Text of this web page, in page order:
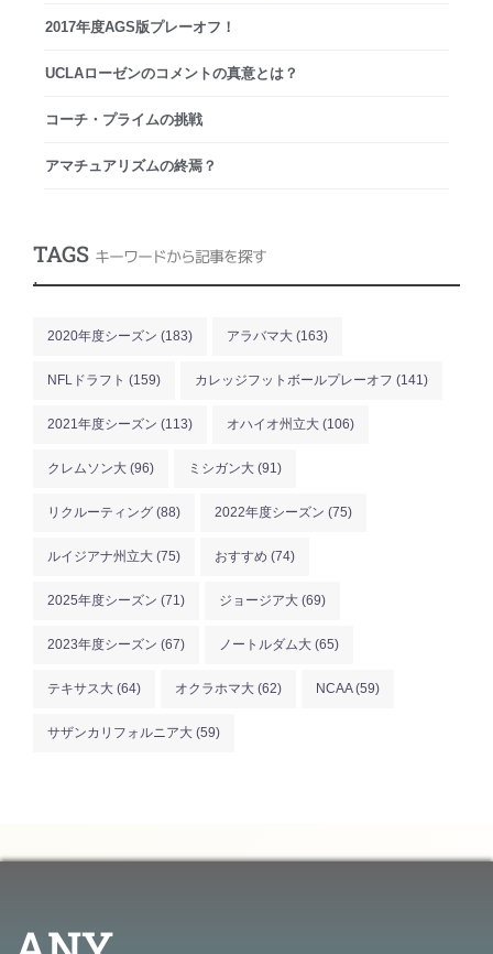
2017年度AGS版プレーオフ！
UCLAローゼンのコメントの真意とは？
コーチ・プライムの挑戦
アマチュアリズムの終焉？
TAGS キーワードから記事を探す
.
2020年度シーズン (183) アラバマ大 (163)
NFLドラフト (159) カレッジフットボールプレーオフ (141)
2021年度シーズン (113) オハイオ州立大 (106)
クレムソン大 (96) ミシガン大 (91)
リクルーティング (88) 2022年度シーズン (75)
ルイジアナ州立大 (75) おすすめ (74)
2025年度シーズン (71) ジョージア大 (69)
2023年度シーズン (67) ノートルダム大 (65)
テキサス大 (64) オクラホマ大 (62) NCAA(59)
サザンカリフォルニア大 (59)